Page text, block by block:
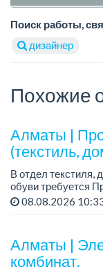
Поиск работы,
дизайнер
Похожие
Алматы |
(текстиль,
В отдел
обуви требуется
Home".
08.08.2026
Алматы |
комбинат.